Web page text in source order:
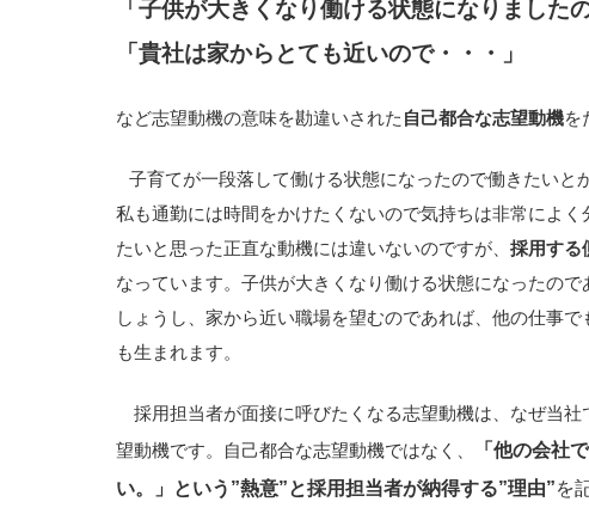
「子供が大きくなり働ける状態になりました
「貴社は家からとても近いので・・・」
など志望動機の意味を勘違いされた 自己都合な志望動機を
子育てが一段落して働ける状態になったので働きたいと
私も通勤には時間をかけたくないので気持ちは非常によ
たいと思った正直な動機には違いないのですが、 採用する
なっています。子供が大きくなり働ける状態になったの
しょうし、家から近い職場を望むのであれば、他の仕事
も生まれます。
採用担当者が面接に呼びたくなる志望動機は、なぜ当社
望動機です。自己都合な志望動機ではなく、
「他の会社
い。」という”熱意”と採用担当者が納得する”理由”を